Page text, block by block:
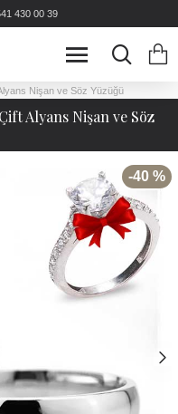
430 00 39
Nişan ve Söz Yüzüğü
Alyans Nişan ve Söz
-40 %